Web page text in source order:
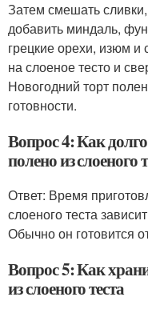
Затем смешать
добавить миндаль,
грецкие орехи, изюм
на слоеное тесто и
Новогодний торт
готовности.
Вопрос 4: Как
полено из слоеного
Ответ: Время
слоеного теста
Обычно он готовится
Вопрос 5: Как
из слоеного теста